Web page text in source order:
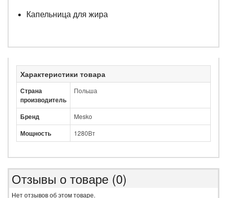
Капельница для жира
Характеристики товара
Страна
производитель
Польша
Бренд Mesko
Мощность 1280Вт
Отзывы о товаре (0)
Нет отзывов об этом товаре.